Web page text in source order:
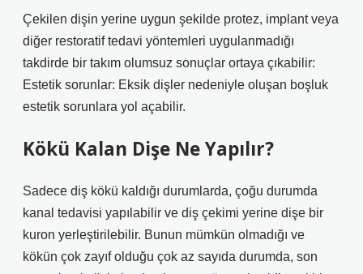
Çekilen dişin yerine uygun şekilde protez, implant veya
diğer restoratif tedavi yöntemleri uygulanmadığı
takdirde bir takım olumsuz sonuçlar ortaya çıkabilir:
Estetik sorunlar: Eksik dişler nedeniyle oluşan boşluk
estetik sorunlara yol açabilir.
Kökü Kalan Dişe Ne Yapılır?
Sadece diş kökü kaldığı durumlarda, çoğu durumda
kanal tedavisi yapılabilir ve diş çekimi yerine dişe bir
kuron yerleştirilebilir. Bunun mümkün olmadığı ve
kökün çok zayıf olduğu çok az sayıda durumda, son